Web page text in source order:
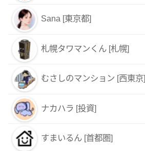
Sana [東京都]
札幌タワマンくん [札幌]
むさしのマンション [西東京]
ナカハラ [投資]
すまいるん [首都圏]